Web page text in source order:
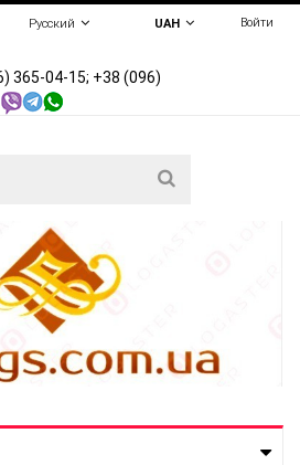
Войти
UAH
Русский
365-04-15; +38 (096)